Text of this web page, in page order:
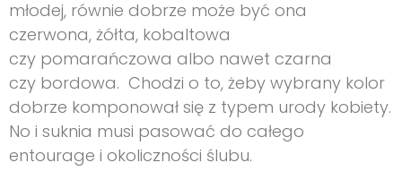
młodej, równie dobrze może być ona
czerwona, żółta, kobaltowa
czy pomarańczowa albo nawet czarna
czy bordowa. Chodzi o to, żeby wybrany kolor
dobrze komponował się z typem urody kobiety.
No i suknia musi pasować do całego
entourage i okoliczności ślubu.